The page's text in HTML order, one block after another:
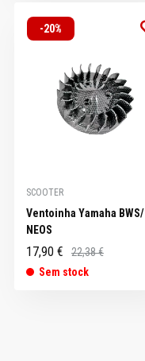
-20%
SCOOTER
Ventoinha Yamaha BWS/
NEOS
17,90 €
22,38 €
Sem stock